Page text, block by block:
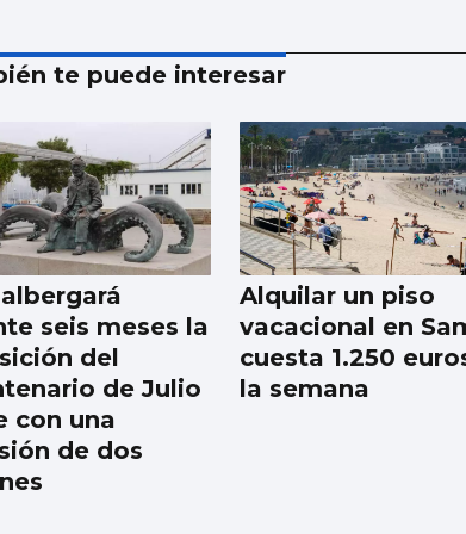
te puede interesar
seis meses la
del
de Julio
con una
de dos
Alquilar un piso
vacacional en
cuesta 1.250
la semana